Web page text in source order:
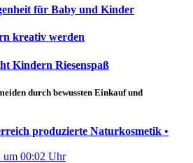
für Baby und Kinder
kreativ werden
Kindern Riesenspaß
durch bewussten Einkauf und
produzierte Naturkosmetik •
um 00:02 Uhr